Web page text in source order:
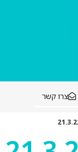
צרו קשר